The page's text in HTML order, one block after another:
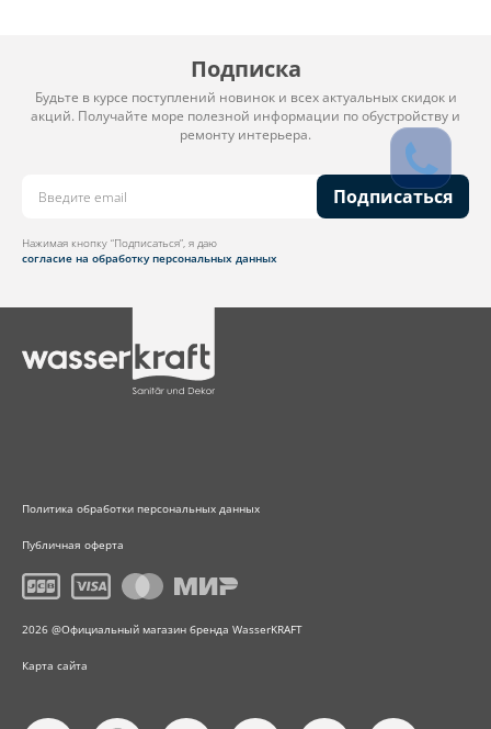
Подписка
Будьте в курсе поступлений новинок и всех актуальных скидок и
акций. Получайте море полезной информации по обустройству и
ремонту интерьера.
Подписаться
Нажимая кнопку “Подписаться”, я даю
согласие на обработку персональных данных
Политика обработки персональных данных
Публичная оферта
2026 @Официальный магазин бренда WasserKRAFT
Карта сайта